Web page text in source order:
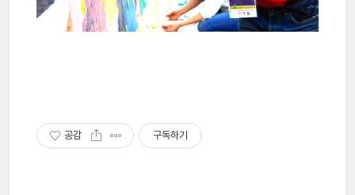
공감 구독하기